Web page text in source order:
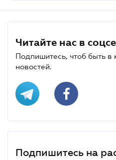
Читайте нас в
Подпишитесь, чтоб быть в
новостей.
Подпишитесь на